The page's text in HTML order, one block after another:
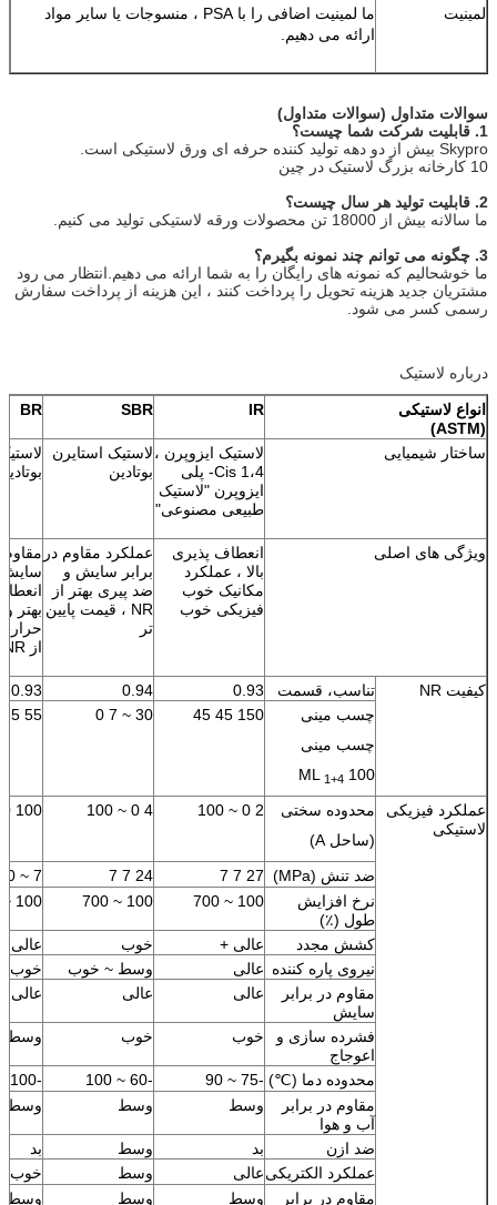
لمینیت
ما لمینیت اضافی را با PSA ، منسوجات یا سایر مواد
ارائه می دهیم.
سوالات متداول (سوالات متداول)
1. قابلیت شرکت شما چیست؟
Skypro بیش از دو دهه تولید کننده حرفه ای ورق لاستیکی است.
10 کارخانه بزرگ لاستیک در چین
2. قابلیت تولید هر سال چیست؟
ما سالانه بیش از 18000 تن محصولات ورقه لاستیکی تولید می کنیم.
3. چگونه می توانم چند نمونه بگیرم؟
ما خوشحالیم که نمونه های رایگان را به شما ارائه می دهیم.انتظار می رود
مشتریان جدید هزینه تحویل را پرداخت کنند ، این هزینه از پرداخت سفارش
رسمی کسر می شود.
درباره لاستیک
انواع لاستیکی
(ASTM)
IR
SBR
BR
ساختار شیمیایی
لاستیک ایزوپرن ،
Cis 1،4- پلی
ایزوپرن "لاستیک
طبیعی مصنوعی"
لاستیک استایرن
بوتادین
ویژگی های اصلی
انعطاف پذیری
بالا ، عملکرد
مکانیک خوب
فیزیکی خوب
عملکرد مقاوم در
برابر سایش و
ضد پیری بهتر از
NR ، قیمت پایین
تر
مقاوم
بهتر
حرارت
از NR
کیفیت NR تناسب، قسمت 0.93
0.94
0.93
چسب مینی
چسب مینی
ML
1+4 100
150 45 45
30 ~ 7 0
55 35 35
عملکرد فیزیکی
لاستیکی
محدوده سختی
(ساحل A)
2 0 ~ 100
4 0 ~ 100
100 30 30
ضد تنش (MPa) 27 7 7
24 7 7
7 ~ 20
نرخ افزایش
طول (٪)
100 ~ 700
100 ~ 700
100 ~ 700
کشش مجدد عالی + خوب
عالی
نیروی پاره کننده عالی وسط ~ خوب
خوب
مقاوم در برابر
سایش
عالی عالی عالی
فشرده سازی و
اعوجاج
خوب خوب وسط
محدوده دما (℃) -75 ~ 90
-60 ~ 100
-100 ~ 100
مقاوم در برابر
آب و هوا
وسط وسط وسط
ضد ازن بد وسط
بد
عملکرد الکتریکیعالی وسط
خوب
مقاوم در برابر
وسط وسط وسط